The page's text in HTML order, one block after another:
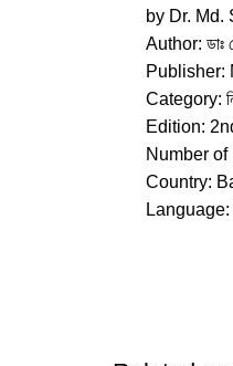
by Dr. Md.
Author: ডাঃ
Publisher:
Category:
Edition:
Number
Country: